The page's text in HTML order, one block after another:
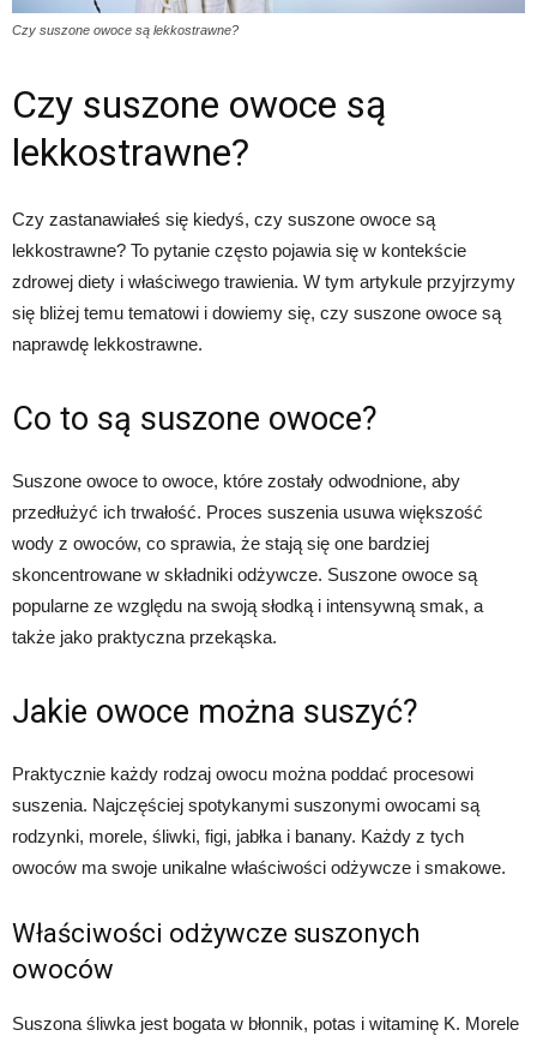
Czy suszone owoce są lekkostrawne?
Czy suszone owoce są
lekkostrawne?
Czy zastanawiałeś się kiedyś, czy suszone owoce są
lekkostrawne? To pytanie często pojawia się w kontekście
zdrowej diety i właściwego trawienia. W tym artykule przyjrzymy
się bliżej temu tematowi i dowiemy się, czy suszone owoce są
naprawdę lekkostrawne.
Co to są suszone owoce?
Suszone owoce to owoce, które zostały odwodnione, aby
przedłużyć ich trwałość. Proces suszenia usuwa większość
wody z owoców, co sprawia, że stają się one bardziej
skoncentrowane w składniki odżywcze. Suszone owoce są
popularne ze względu na swoją słodką i intensywną smak, a
także jako praktyczna przekąska.
Jakie owoce można suszyć?
Praktycznie każdy rodzaj owocu można poddać procesowi
suszenia. Najczęściej spotykanymi suszonymi owocami są
rodzynki, morele, śliwki, figi, jabłka i banany. Każdy z tych
owoców ma swoje unikalne właściwości odżywcze i smakowe.
Właściwości odżywcze suszonych
owoców
Suszona śliwka jest bogata w błonnik, potas i witaminę K. Morele